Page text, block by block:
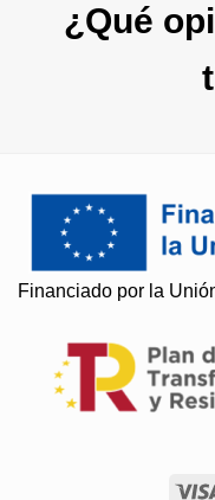
¿Qué
Financiado por la